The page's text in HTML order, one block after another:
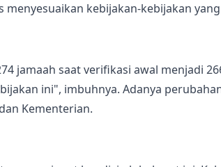
kebijakan-kebijakan
jamaah saat verifikasi awal menjadi
ini", imbuhnya. Adanya
Kementerian.